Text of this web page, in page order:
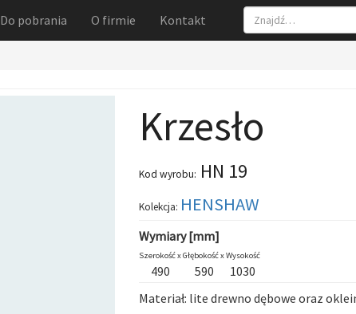
Do pobrania O firmie Kontakt
Krzesło
Kod wyrobu: HN 19
Kolekcja: HENSHAW
Wymiary [mm]
Szerokość xGłębokość xWysokość
490 590
1030
Materiał: lite drewno dębowe oraz